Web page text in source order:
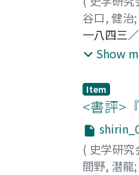
谷口, 健治;
一八四三
三七年以
て」と題
稿では、
民社会像
て一括出
Show
Item
<書評>
( 史学研
間野, 潜龍;